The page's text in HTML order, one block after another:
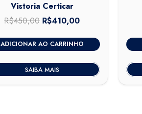
Vistoria Certicar
R$450,00 O
original
era:
R$450,00.
R$410,00
atual
é:
R$410,00.
ADICIONAR AO CARRINHO
SAIBA MAIS